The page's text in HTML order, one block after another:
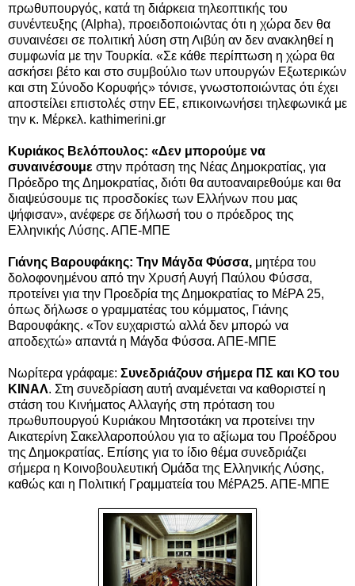
πρωθυπουργός, κατά τη διάρκεια τηλεοπτικής του
συνέντευξης (Alpha), προειδοποιώντας ότι η χώρα δεν θα
συναινέσει σε πολιτική λύση στη Λιβύη αν δεν ανακληθεί η
συμφωνία με την Τουρκία. «Σε κάθε περίπτωση η χώρα θα
ασκήσει βέτο και στο συμβούλιο των υπουργών Εξωτερικών
και στη Σύνοδο Κορυφής» τόνισε, γνωστοποιώντας ότι έχει
αποστείλει επιστολές στην ΕΕ, επικοινωνήσει τηλεφωνικά με
την κ. Μέρκελ. kathimerini.gr
Κυριάκος Βελόπουλος: «Δεν μπορούμε να
συναινέσουμε στην πρόταση της Νέας Δημοκρατίας, για
Πρόεδρο της Δημοκρατίας, διότι θα αυτοαναιρεθούμε και θα
διαψεύσουμε τις προσδοκίες των Ελλήνων που μας
ψήφισαν», ανέφερε σε δήλωσή του ο πρόεδρος της
Ελληνικής Λύσης. ΑΠΕ-ΜΠΕ
Γιάνης Βαρουφάκης: Την Μάγδα Φύσσα, μητέρα του
δολοφονημένου από την Χρυσή Αυγή Παύλου Φύσσα,
προτείνει για την Προεδρία της Δημοκρατίας το ΜέΡΑ 25,
όπως δήλωσε ο γραμματέας του κόμματος, Γιάνης
Βαρουφάκης. «Τον ευχαριστώ αλλά δεν μπορώ να
αποδεχτώ» απαντά η Μάγδα Φύσσα. ΑΠΕ-ΜΠΕ
Νωρίτερα γράφαμε: Συνεδριάζουν σήμερα ΠΣ και ΚΟ του
ΚΙΝΑΛ. Στη συνεδρίαση αυτή αναμένεται να καθοριστεί η
στάση του Κινήματος Αλλαγής στη πρόταση του
πρωθυπουργού Κυριάκου Μητσοτάκη να προτείνει την
Αικατερίνη Σακελλαροπούλου για το αξίωμα του Προέδρου
της Δημοκρατίας. Επίσης για το ίδιο θέμα συνεδριάζει
σήμερα η Κοινοβουλευτική Ομάδα της Ελληνικής Λύσης,
καθώς και η Πολιτική Γραμματεία του ΜέΡΑ25. ΑΠΕ-ΜΠΕ